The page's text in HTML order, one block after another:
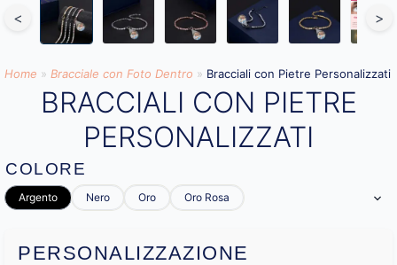
< >
Home » Bracciale con Foto Dentro​ » Bracciali con Pietre Personalizzati
BRACCIALI CON PIETRE
PERSONALIZZATI
COLORE
Argento Nero Oro Oro Rosa
PERSONALIZZAZIONE